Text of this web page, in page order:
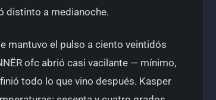
distinto a medianoche.
mantuvo el pulso a ciento veintidós
ofc abrió casi vacilante — mínimo,
todo lo que vino después. Kasper